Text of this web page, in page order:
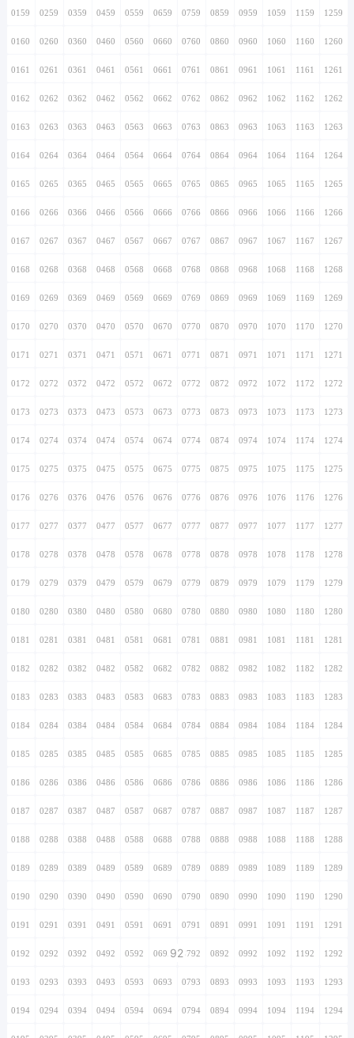
0159 0259 0359 0459 0559 0659 0759 0859 0959 1059 1159 1259
0160 0260 0360 0460 0560 0660 0760 0860 0960 1060 1160 1260
0161 0261 0361 0461 0561 0661 0761 0861 0961 1061 1161 1261
0162 0262 0362 0462 0562 0662 0762 0862 0962 1062 1162 1262
0163 0263 0363 0463 0563 0663 0763 0863 0963 1063 1163 1263
0164 0264 0364 0464 0564 0664 0764 0864 0964 1064 1164 1264
0165 0265 0365 0465 0565 0665 0765 0865 0965 1065 1165 1265
0166 0266 0366 0466 0566 0666 0766 0866 0966 1066 1166 1266
0167 0267 0367 0467 0567 0667 0767 0867 0967 1067 1167 1267
0168 0268 0368 0468 0568 0668 0768 0868 0968 1068 1168 1268
0169 0269 0369 0469 0569 0669 0769 0869 0969 1069 1169 1269
0170 0270 0370 0470 0570 0670 0770 0870 0970 1070 1170 1270
0171 0271 0371 0471 0571 0671 0771 0871 0971 1071 1171 1271
0172 0272 0372 0472 0572 0672 0772 0872 0972 1072 1172 1272
0173 0273 0373 0473 0573 0673 0773 0873 0973 1073 1173 1273
0174 0274 0374 0474 0574 0674 0774 0874 0974 1074 1174 1274
0175 0275 0375 0475 0575 0675 0775 0875 0975 1075 1175 1275
0176 0276 0376 0476 0576 0676 0776 0876 0976 1076 1176 1276
0177 0277 0377 0477 0577 0677 0777 0877 0977 1077 1177 1277
0178 0278 0378 0478 0578 0678 0778 0878 0978 1078 1178 1278
0179 0279 0379 0479 0579 0679 0779 0879 0979 1079 1179 1279
0180 0280 0380 0480 0580 0680 0780 0880 0980 1080 1180 1280
0181 0281 0381 0481 0581 0681 0781 0881 0981 1081 1181 1281
0182 0282 0382 0482 0582 0682 0782 0882 0982 1082 1182 1282
0183 0283 0383 0483 0583 0683 0783 0883 0983 1083 1183 1283
0184 0284 0384 0484 0584 0684 0784 0884 0984 1084 1184 1284
0185 0285 0385 0485 0585 0685 0785 0885 0985 1085 1185 1285
0186 0286 0386 0486 0586 0686 0786 0886 0986 1086 1186 1286
0187 0287 0387 0487 0587 0687 0787 0887 0987 1087 1187 1287
0188 0288 0388 0488 0588 0688 0788 0888 0988 1088 1188 1288
0189 0289 0389 0489 0589 0689 0789 0889 0989 1089 1189 1289
0190 0290 0390 0490 0590 0690 0790 0890 0990 1090 1190 1290
0191 0291 0391 0491 0591 0691 0791 0891 0991 1091 1191 1291
0192 0292 0392 0492 0592 0692920792 0892 0992 1092 1192 1292
0193 0293 0393 0493 0593 0693 0793 0893 0993 1093 1193 1293
0194 0294 0394 0494 0594 0694 0794 0894 0994 1094 1194 1294